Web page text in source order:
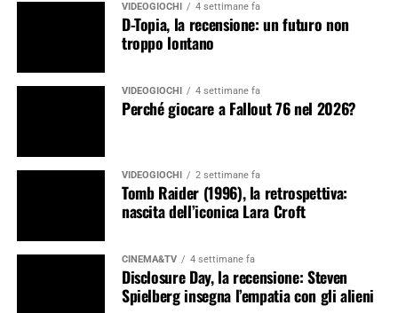
VIDEOGIOCHI 4 settimane fa
D-Topia, la recensione: un futuro non
troppo lontano
VIDEOGIOCHI 4 settimane fa
Perché giocare a Fallout 76 nel 2026?
VIDEOGIOCHI 2 settimane fa
Tomb Raider (1996), la retrospettiva:
nascita dell’iconica Lara Croft
CINEMA&TV 4 settimane fa
Disclosure Day, la recensione: Steven
Spielberg insegna l’empatia con gli alieni